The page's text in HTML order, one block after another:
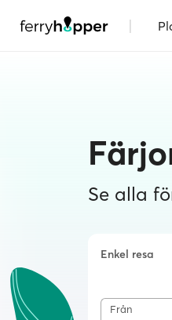
|
Se alla
Enkel resa
Från